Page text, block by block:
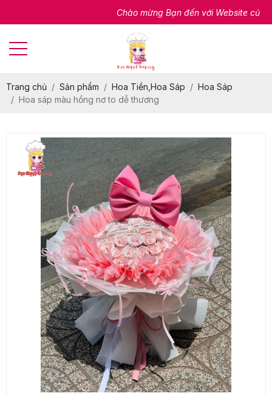
Chào mừng Bạn đến với Website của
Trang chủ Sản phẩm Hoa Tiền,Hoa Sáp
Hoa Sáp
Hoa sáp màu hồng nơ to dễ thương